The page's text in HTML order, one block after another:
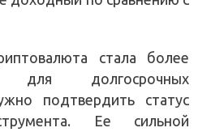
стала более
для долгосрочных
подтвердить статус
Ее сильной